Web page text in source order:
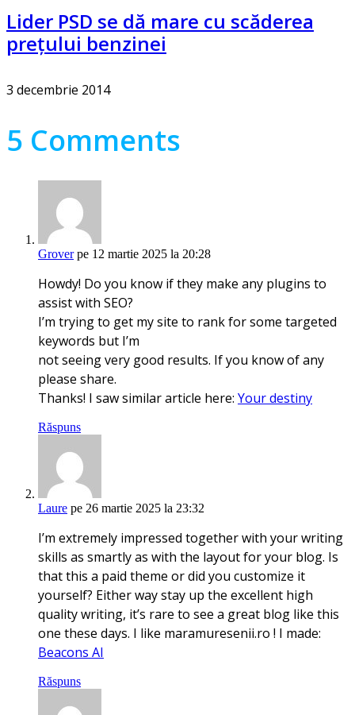
Lider PSD se dă mare cu scăderea
prețului benzinei
3 decembrie 2014
5 Comments
Grover pe 12 martie 2025 la 20:28
Howdy! Do you know if they make any plugins to
assist with SEO?
I’m trying to get my site to rank for some targeted
keywords but I’m
not seeing very good results. If you know of any
please share.
Thanks! I saw similar article here: Your destiny
Răspuns
Laure pe 26 martie 2025 la 23:32
I’m extremely impressed together with your writing
skills as smartly as with the layout for your blog. Is
that this a paid theme or did you customize it
yourself? Either way stay up the excellent high
quality writing, it’s rare to see a great blog like this
one these days. I like maramuresenii.ro ! I made:
Beacons AI
Răspuns